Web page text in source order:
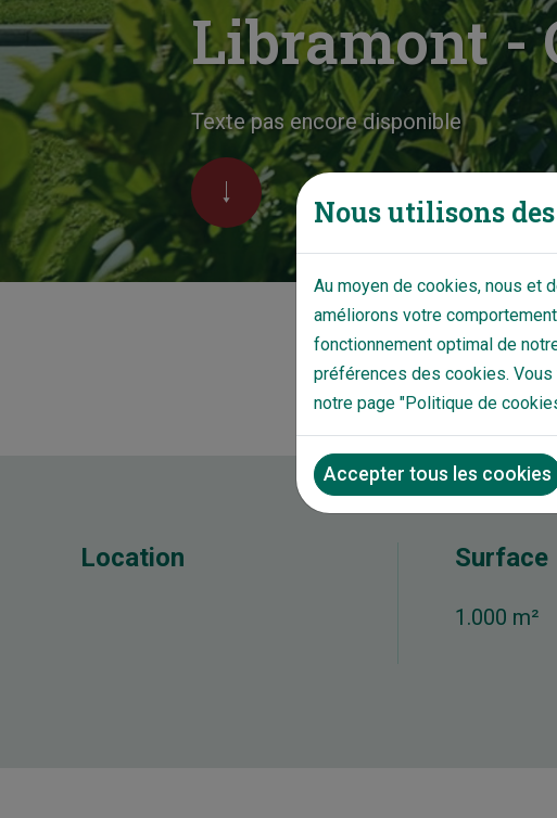
Libramont -
Texte pas encore disponible
Location Surface
1.000 m²
Nous utilisons
Au moyen de cookies, nous et
améliorons votre
fonctionnement optimal de
préférences des cookies.
notre page "Politique de
Accepter tous les cookies